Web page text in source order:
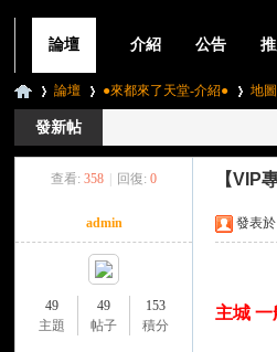
論壇 介紹 公告
論壇
›
●來都來了天堂-介紹●
›
地
發新帖
查看: 358 回復: 0 【VIP
admin
49
主題
49
帖子
153
積分
發表於
主城